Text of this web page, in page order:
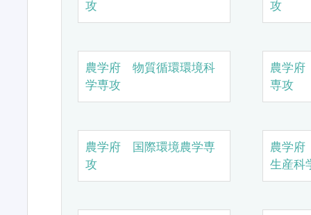
攻
攻
農学府 物質循環環境科
学専攻
農学
専攻
農学府 国際環境農学専
攻
農学
生産科